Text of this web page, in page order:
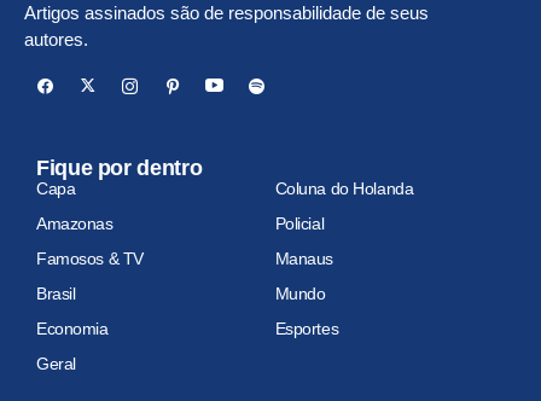
Artigos assinados são de responsabilidade de seus
autores.
Fique por dentro
Capa
Coluna do Holanda
Amazonas
Policial
Famosos & TV
Manaus
Brasil
Mundo
Economia
Esportes
Geral